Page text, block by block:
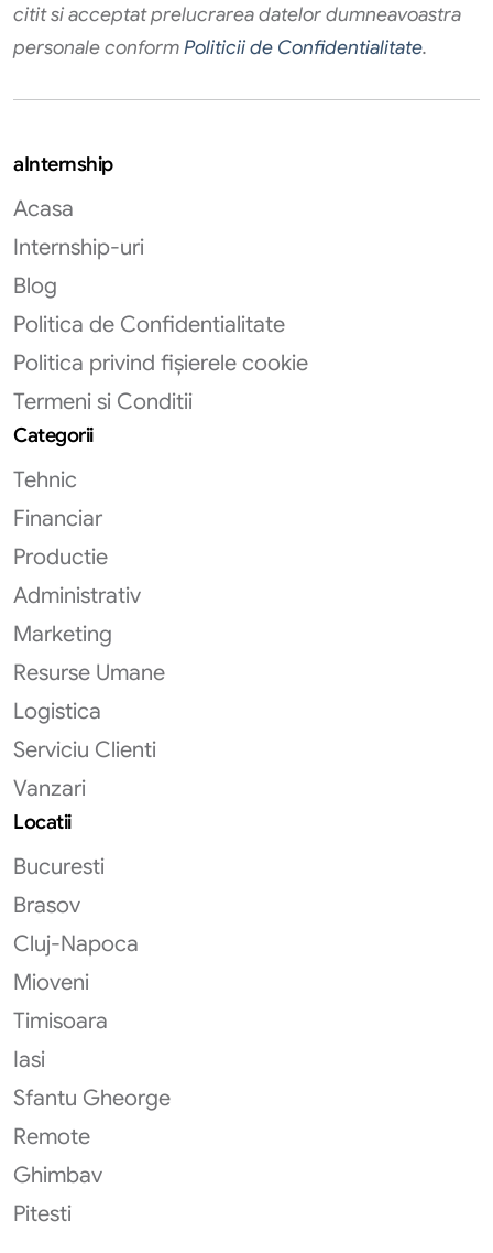
citit si acceptat prelucrarea datelor dumneavoastra
personale conformPoliticii de Confidentialitate.
aInternship
Acasa
Internship-uri
Blog
Politica de Confidentialitate
Politica privind fișierele cookie
Termeni si Conditii
Categorii
Tehnic
Financiar
Productie
Administrativ
Marketing
Resurse Umane
Logistica
Serviciu Clienti
Vanzari
Locatii
Bucuresti
Brasov
Cluj-Napoca
Mioveni
Timisoara
Iasi
Sfantu Gheorge
Remote
Ghimbav
Pitesti